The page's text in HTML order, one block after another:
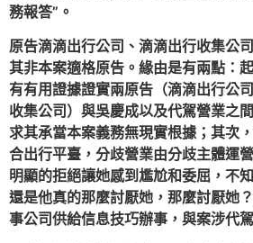
務報答”。
原告滴滴出行公司、滴滴出行收集公
其非本案適格原告。緣由是有兩點：
有有用證據證實兩原告（滴滴出行公司
收集公司）與吳慶成以及代駕營業之
求其承當本案義務無現實根據；其次
合出行平臺，分歧營業由分歧主體運
明顯的拒絕讓她感到尷尬和委屈，不
還是他真的那麼討厭她，那麼討厭她
事公司供給信息技巧辦事，與案涉代